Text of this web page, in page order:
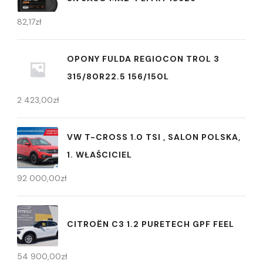
82,17zł
OPONY FULDA REGIOCON TROL 3
315/80R22.5 156/150L
2 423,00zł
VW T-CROSS 1.0 TSI , SALON POLSKA,
1. WŁAŚCICIEL
92 000,00zł
CITROËN C3 1.2 PURETECH GPF FEEL
54 900,00zł